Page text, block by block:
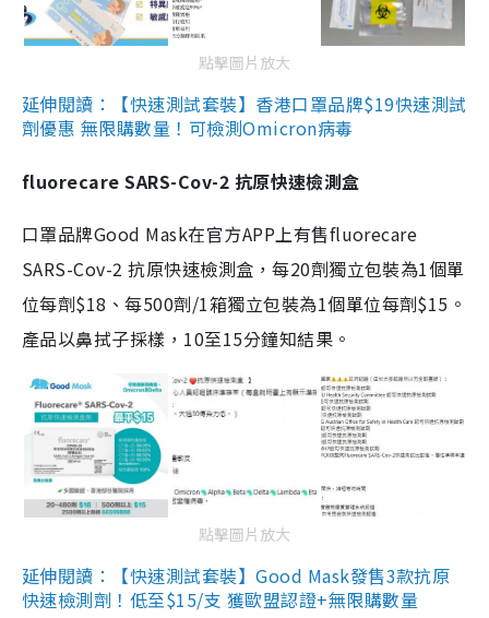
點擊圖片放大
延伸閱讀：【快速測試套裝】香港口罩品牌$19快速測試
劑優惠 無限購數量！可檢測Omicron病毒
fluorecare SARS-Cov-2 抗原快速檢測盒
口罩品牌Good Mask在官方APP上有售fluorecare
SARS-Cov-2 抗原快速檢測盒，每20劑獨立包裝為1個單
位每劑$18、每500劑/1箱獨立包裝為1個單位每劑$15。
產品以鼻拭子採樣，10至15分鐘知結果。
點擊圖片放大
延伸閱讀：【快速測試套裝】Good Mask發售3款抗原
快速檢測劑！低至$15/支 獲歐盟認證+無限購數量